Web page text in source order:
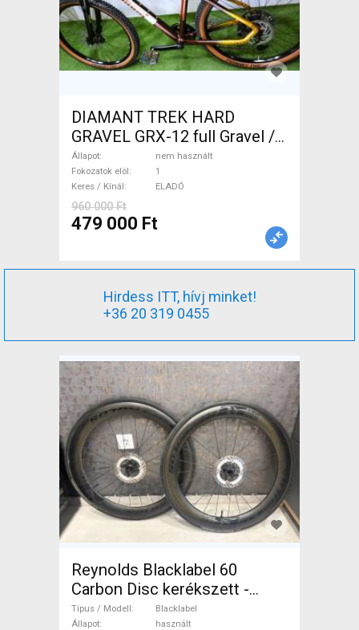
DIAMANT TREK HARD
GRAVEL GRX-12 full Gravel /
CX tárcsafék nem használt
ELADÓ
Állapot
nem használt
Fokozatok elöl
1
Keres / Kínál
ELADÓ
960 000 Ft
479 000 Ft
Hirdess ITT, hívj minket!
+36 20 319 0455
Reynolds Blacklabel 60
Carbon Disc kerékszett -
újszerű állapot Blacklabel
Típus / Modell
Blacklabel
Állapot
használt